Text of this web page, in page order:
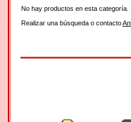
No hay productos en esta categoría.
Realizar una búsqueda o contacto